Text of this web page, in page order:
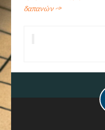
δαπανών→